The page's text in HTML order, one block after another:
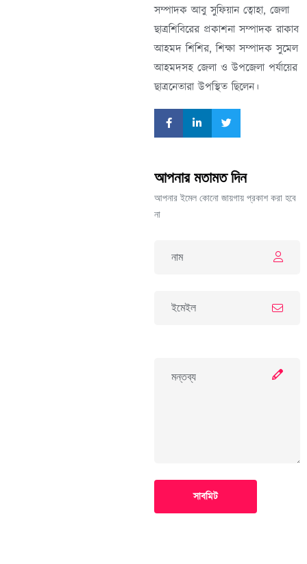
সম্পাদক আবু সুফিয়ান ত্বোহা, জেলা
ছাত্রশিবিরের প্রকাশনা সম্পাদক রাকাব
আহমদ শিশির, শিক্ষা সম্পাদক সুমেল
আহমদসহ জেলা ও উপজেলা পর্যায়ের
ছাত্রনেতারা উপস্থিত ছিলেন।
আপনার মতামত দিন
আপনার ইমেল কোনো জায়গায় প্রকাশ করা হবে
না
সাবমিট